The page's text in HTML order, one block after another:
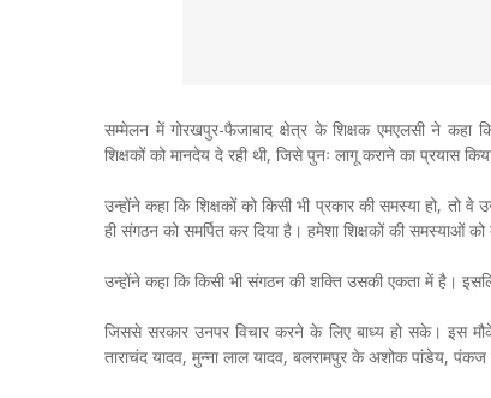
सम्मेलन में गोरखपुर-फैजाबाद क्षेत्र के शिक्षक एमएलसी ने कहा कि
शिक्षकों को मानदेय दे रही थी, जिसे पुनः लागू कराने का प्रयास
उन्होंने कहा कि शिक्षकों को किसी भी प्रकार की समस्या हो,
ही संगठन को समर्पित कर दिया है। हमेशा शिक्षकों की समस्याओं
उन्होंने कहा कि किसी भी संगठन की शक्ति उसकी एकता में है।
जिससे सरकार उनपर विचार करने के लिए बाध्य हो सके। इस मौके
ताराचंद यादव, मुन्ना लाल यादव, बलरामपुर के अशोक पांडेय, पंकज